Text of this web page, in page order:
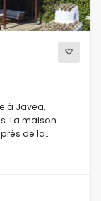
à Javea,
La maison
de la